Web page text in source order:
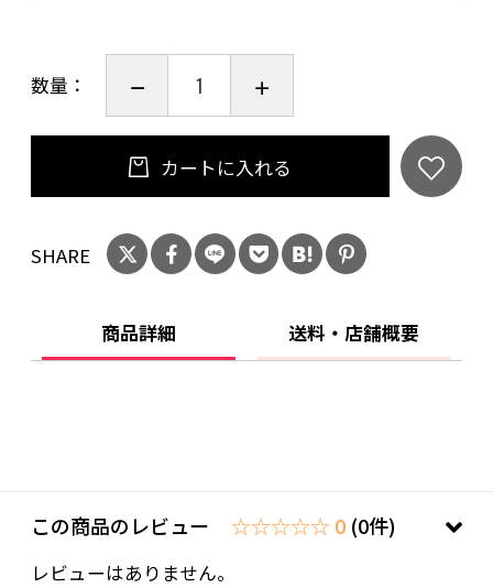
数量：
カートに入れる
SHARE
商品詳細 送料・店舗概要
この商品のレビュー ☆☆☆☆☆ 0 (0件)
レビューはありません。